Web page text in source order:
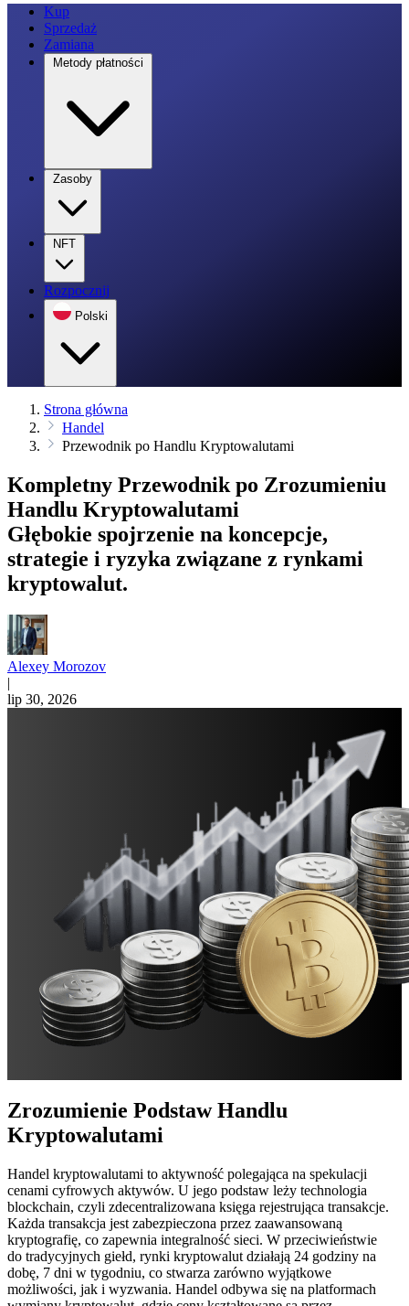
Kup
Sprzedaż
Zamiana
Metody płatności
Zasoby
NFT
Rozpocznij
Polski
Strona główna
Handel
Przewodnik po Handlu Kryptowalutami
Kompletny Przewodnik po Zrozumieniu
Handlu Kryptowalutami
Głębokie spojrzenie na koncepcje,
strategie i ryzyka związane z rynkami
kryptowalut.
Alexey Morozov
|
lip 30, 2026
Zrozumienie Podstaw Handlu
Kryptowalutami
Handel kryptowalutami to aktywność polegająca na spekulacji
cenami cyfrowych aktywów. U jego podstaw leży technologia
blockchain, czyli zdecentralizowana księga rejestrująca transakcje.
Każda transakcja jest zabezpieczona przez zaawansowaną
kryptografię, co zapewnia integralność sieci. W przeciwieństwie
do tradycyjnych giełd, rynki kryptowalut działają 24 godziny na
dobę, 7 dni w tygodniu, co stwarza zarówno wyjątkowe
możliwości, jak i wyzwania. Handel odbywa się na platformach